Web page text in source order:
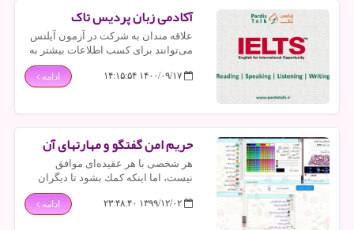
آکادمی زبان پردیس تاک
علاقه مندان به شرکت در آزمون آیلتس
می‌توانند برای کسب اطلاعات بیشتر به
بخش آیلتس وبسایت آموزشگاه زبان
پردیس تاک مراجعه کنند.
۱۴۰۰/۰۹/۱۷ ۱۴:۱۵:۵۴ ادامه
حریم امن گفتگو و مهارتهای آن
هر شخصی با هر عقیده‌ای موافق
نیست، اما اینكه كمك بشود تا دیگران
راحت و آزادانه حرفهایشان را بزنند
بسیار به گفتگو كمك می‌كند.
۱۳۹۹/۱۲/۰۲ ۲۳:۴۸:۴۰ ادامه